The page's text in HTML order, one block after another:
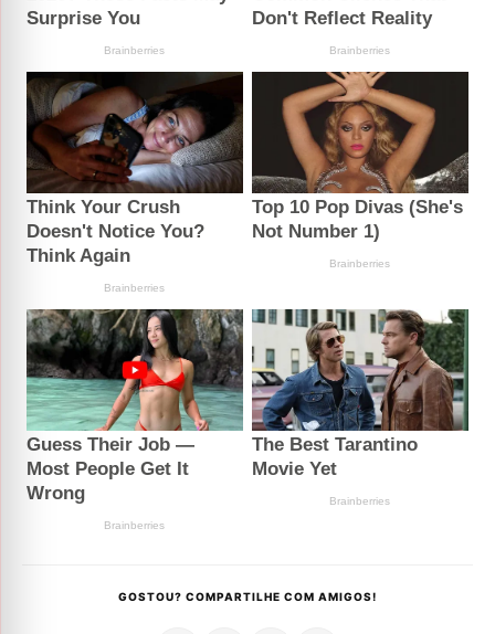
GOSTOU? COMPARTILHE COM AMIGOS!